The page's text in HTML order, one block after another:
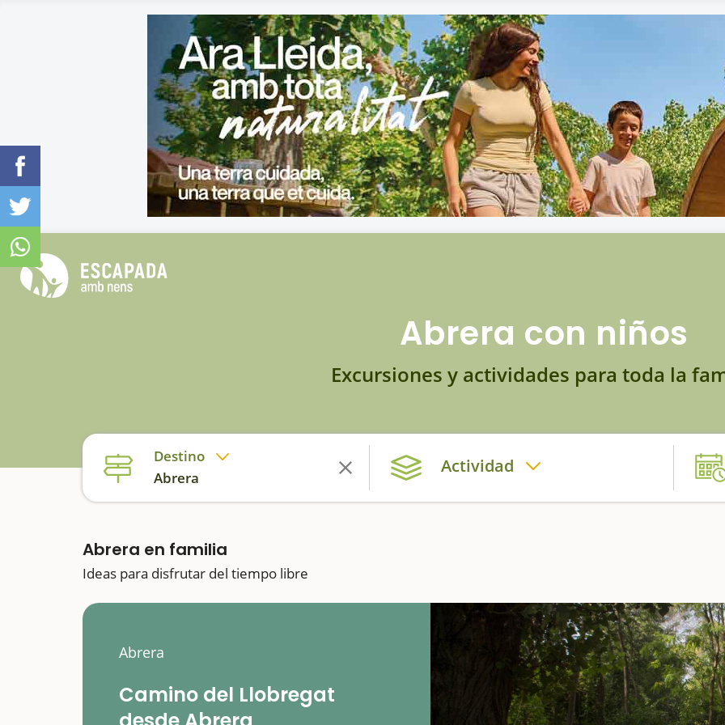
Abrera con niños
Excursiones y actividades para toda la
Destino
Abrera
Actividad
Abrera en familia
Ideas para disfrutar del tiempo libre
Abrera
Camino del Llobregat